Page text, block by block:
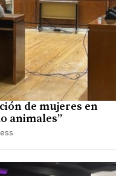
de mujeres en
animales”